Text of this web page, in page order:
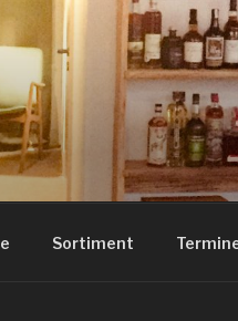
und Tastings in
Sortiment